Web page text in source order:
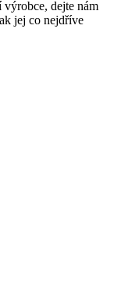
dejte nám
jej co nejdříve